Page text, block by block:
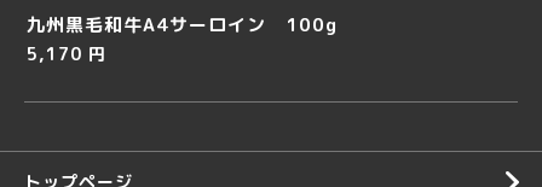
九州黒毛和牛A4サーロイン 100g
5,170 円
トップページ